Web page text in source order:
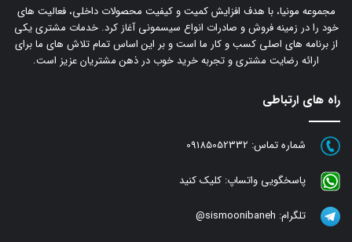
مجموعه مونیا، با هدف افزایش کمیت و کیفیت محصولات داخلی، فعالیت های
خود را در زمینه فروش و صادرات انواع سیسمونی آغاز کرد. خدمات مشتری یکی
از برنامه های اصلی کسب و کار ما است و بر این اساس تمام تلاش های ما برای
ارائه رضایت مشتری و تجربه خرید خوب در ذهن مشتریان عزیز است.
راه های ارتباطی
شماره تماس: 09185052332
پاسخگویی واتساپ: کلیک کنید
تلگرام: sismoonibaneh@